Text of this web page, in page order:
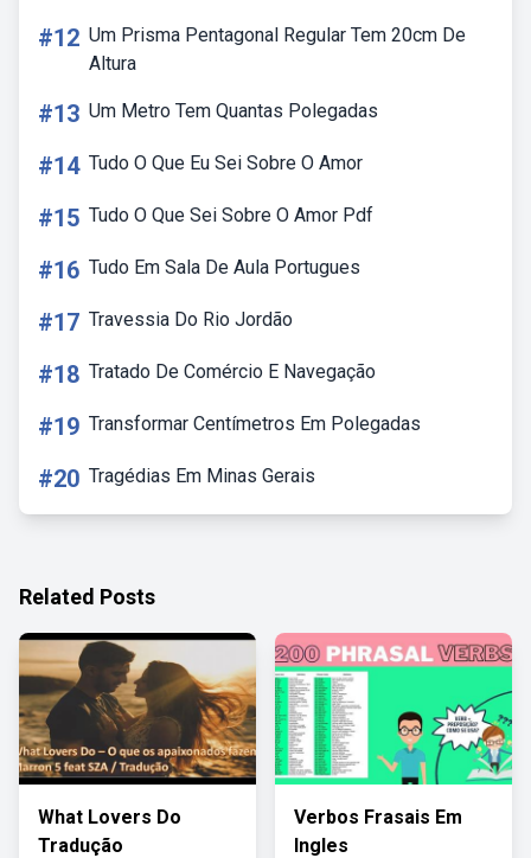
#12 Um Prisma Pentagonal Regular Tem 20cm De
Altura
#13 Um Metro Tem Quantas Polegadas
#14 Tudo O Que Eu Sei Sobre O Amor
#15 Tudo O Que Sei Sobre O Amor Pdf
#16 Tudo Em Sala De Aula Portugues
#17 Travessia Do Rio Jordão
#18 Tratado De Comércio E Navegação
#19 Transformar Centímetros Em Polegadas
#20 Tragédias Em Minas Gerais
Related Posts
What Lovers Do
Tradução
Verbos Frasais Em
Ingles